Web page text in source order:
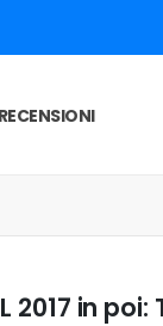
RECENSIONI
in poi: